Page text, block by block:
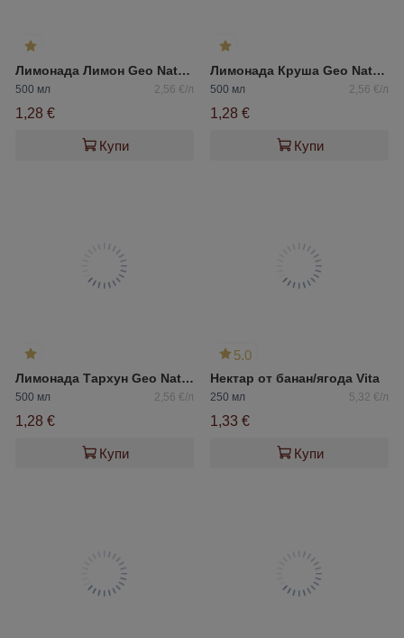
Лимонада Лимон Geo Natura
500 мл 2,56 €/л
1,28 €
Купи
Лимонада Круша Geo Natura
500 мл 2,56 €/л
1,28 €
Купи
Лимонада Тархун Geo Natura
500 мл 2,56 €/л
1,28 €
Купи
5.0
Нектар от банан/ягода Vita
250 мл 5,32 €/л
1,33 €
Купи